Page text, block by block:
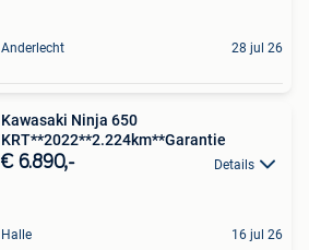
Anderlecht 28 jul 26
Kawasaki Ninja 650
KRT**2022**2.224km**Garantie
€ 6.890,- Details
Halle 16 jul 26